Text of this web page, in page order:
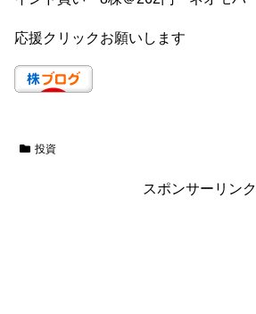
応援クリックお願いします
投資
スポンサーリンク